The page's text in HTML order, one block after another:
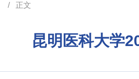
正文
昆明医科大学